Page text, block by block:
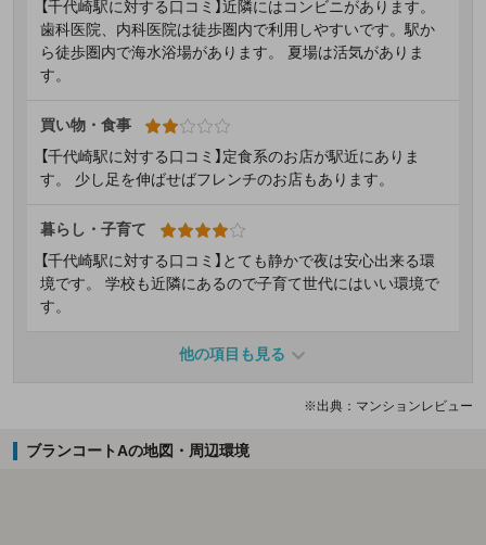
【千代崎駅に対する口コミ】近隣にはコンビニがあります。
歯科医院、内科医院は徒歩圏内で利用しやすいです。駅か
ら徒歩圏内で海水浴場があります。 夏場は活気がありま
す。
買い物・食事
【千代崎駅に対する口コミ】定食系のお店が駅近にありま
す。 少し足を伸ばせばフレンチのお店もあります。
暮らし・子育て
【千代崎駅に対する口コミ】とても静かで夜は安心出来る環
境です。 学校も近隣にあるので子育て世代にはいい環境で
す。
他の項目も見る
※出典：マンションレビュー
ブランコートAの地図・周辺環境